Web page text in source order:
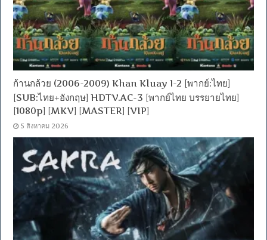
ก้านกล้วย (2006-2009) Khan Kluay 1-2 [พากย์:ไทย]
[SUB:ไทย+อังกฤษ] HDTV.AC-3 [พากย์ไทย บรรยายไทย]
[1080p] [MKV] [MASTER] [VIP]
5 สิงหาคม 2026